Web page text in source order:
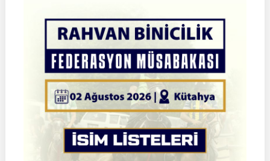
Türkiye
Şampiyonası
Yarı
Final
Müsabakaları
|
08-
09